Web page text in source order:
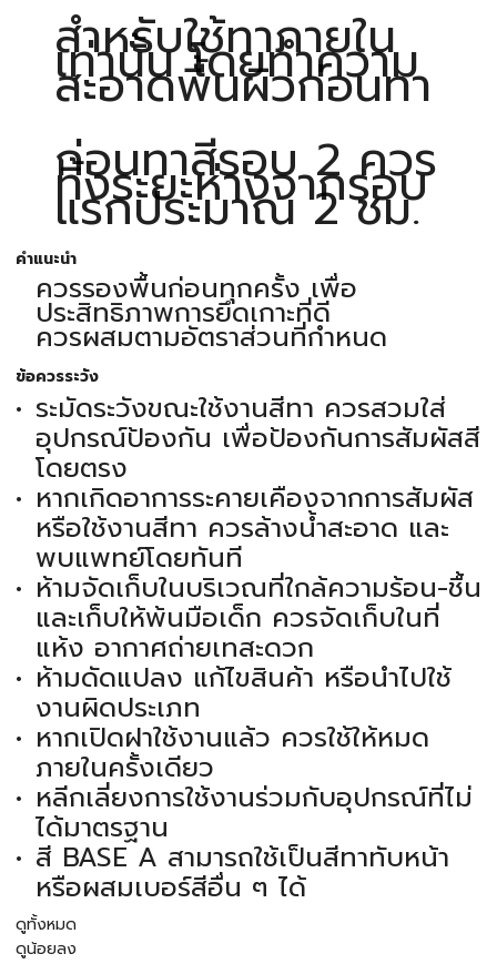
สำหรับใช้ทาภายใน
เท่านั้น โดยทำความ
สะอาดพื้นผิวก่อนทา
ก่อนทาสีรอบ 2 ควร
ทิ้งระยะห่างจากรอบ
แรกประมาณ 2 ชม.
คำแนะนำ
ควรรองพื้นก่อนทุกครั้ง เพื่อ
ประสิทธิภาพการยึดเกาะที่ดี
ควรผสมตามอัตราส่วนที่กำหนด
ข้อควรระวัง
ระมัดระวังขณะใช้งานสีทา ควรสวมใส่
อุปกรณ์ป้องกัน เพื่อป้องกันการสัมผัสสี
โดยตรง
หากเกิดอาการระคายเคืองจากการสัมผัส
หรือใช้งานสีทา ควรล้างน้ำสะอาด และ
พบแพทย์โดยทันที
ห้ามจัดเก็บในบริเวณที่ใกล้ความร้อน-ชื้น
และเก็บให้พ้นมือเด็ก ควรจัดเก็บในที่
แห้ง อากาศถ่ายเทสะดวก
ห้ามดัดแปลง แก้ไขสินค้า หรือนำไปใช้
งานผิดประเภท
หากเปิดฝาใช้งานแล้ว ควรใช้ให้หมด
ภายในครั้งเดียว
หลีกเลี่ยงการใช้งานร่วมกับอุปกรณ์ที่ไม่
ได้มาตรฐาน
สี BASE A สามารถใช้เป็นสีทาทับหน้า
หรือผสมเบอร์สีอื่น ๆ ได้
ดูทั้งหมด
ดูน้อยลง